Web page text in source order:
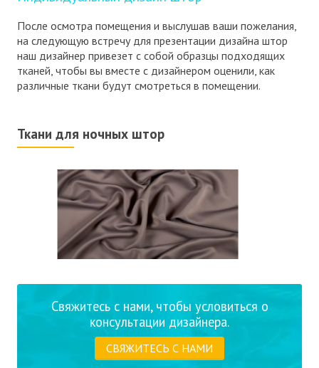
После осмотра помещения и выслушав ваши пожелания,
на следующую встречу для презентации дизайна штор
наш дизайнер привезет с собой образцы подходящих
тканей, чтобы вы вместе с дизайнером оценили, как
различные ткани будут смотреться в помещении.
Ткани для ночных штор
Свяжитесь с нами, чтобы условиться о
консультации дизайнера.
СВЯЖИТЕСЬ С НАМИ